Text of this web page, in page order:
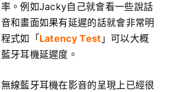
。例如Jacky自己就會看一些說話
和畫面如果有延遲的話就會非常明
式如「Latency Test 」可以大概
牙耳機延遲度。
線藍牙耳機在影音的呈現上已經很